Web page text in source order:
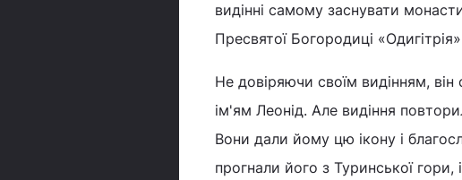
видінні самому заснувати
Пресвятої Богородиці
Не довіряючи своїм видінням,
ім'ям Леонід. Але видіння
Вони дали йому цю ікону і
прогнали його з Туринської